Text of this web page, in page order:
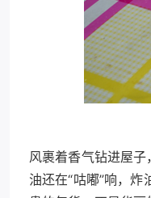
风裹着香气钻进屋
油还在“咕嘟”响，